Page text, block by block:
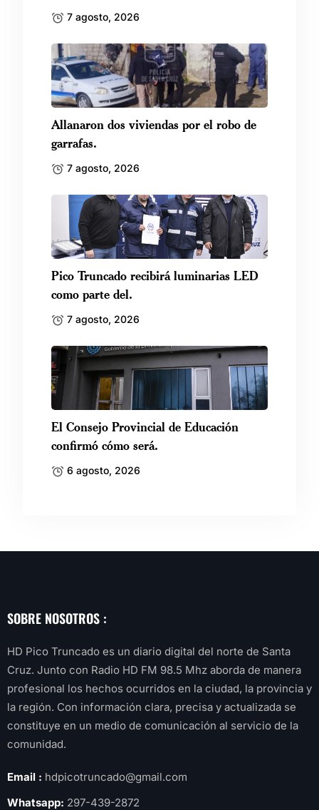
7 agosto, 2026
Allanaron dos viviendas por el robo de
garrafas.
7 agosto, 2026
Pico Truncado recibirá luminarias LED
como parte del.
7 agosto, 2026
El Consejo Provincial de Educación
confirmó cómo será.
6 agosto, 2026
SOBRE NOSOTROS :
HD Pico Truncado es un diario digital del norte de Santa
Cruz. Junto con Radio HD FM 98.5 Mhz aborda de manera
profesional los hechos ocurridos en la ciudad, la provincia y
la región. Con información clara, precisa y actualizada se
constituye en un medio de comunicación al servicio de la
comunidad.
Email : hdpicotruncado@gmail.com
Whatsapp: 297-439-2872